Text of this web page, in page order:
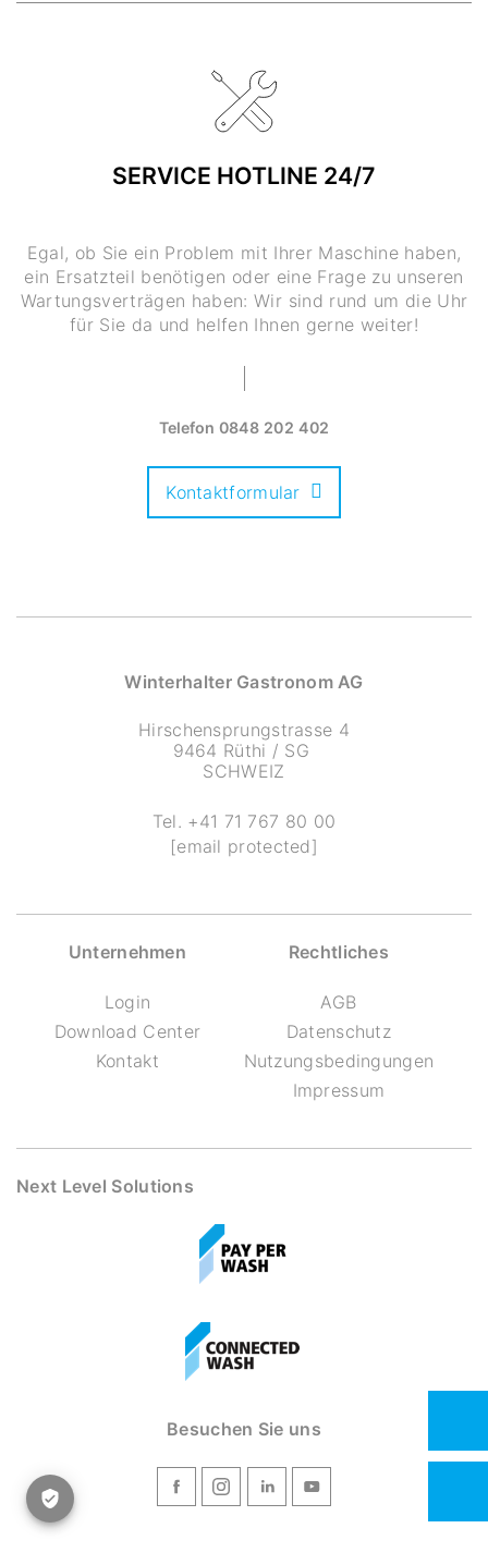
SERVICE HOTLINE 24/7
Egal, ob Sie ein Problem mit Ihrer Maschine haben,
ein Ersatzteil benötigen oder eine Frage zu unseren
Wartungsverträgen haben: Wir sind rund um die Uhr
für Sie da und helfen Ihnen gerne weiter!
Telefon 0848 202 402
Kontaktformular
Winterhalter Gastronom AG
Hirschensprungstrasse 4
9464 Rüthi / SG
SCHWEIZ
Tel. +41 71 767 80 00
[email protected]
Unternehmen
Login
Download Center
Kontakt
Rechtliches
AGB
Datenschutz
Nutzungsbedingungen
Impressum
Next Level Solutions
Besuchen Sie uns